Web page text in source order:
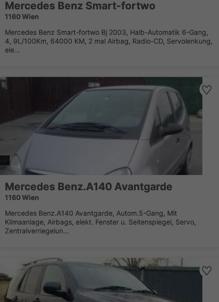
Mercedes Benz Smart-fortwo
1160 Wien
Mercedes Benz Smart-fortwo Bj 2003, Halb-Automatik 6-Gang,
4, 9L/100Km, 64000 KM, 2 mal Airbag, Radio-CD, Servolenkung,
ele...
Mercedes Benz.A140 Avantgarde
1160 Wien
Mercedes Benz.A140 Avantgarde, Autom.5-Gang, Mit
Klimaanlage, Airbags, elekt. Fenster u. Seitenspiegel, Servo,
Zentralverriegelun...